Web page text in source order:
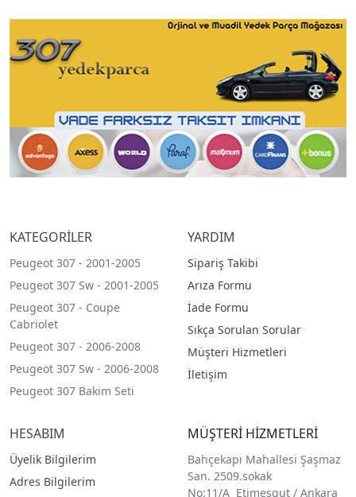
KATEGORİLER
Peugeot 307 - 2001-2005
Peugeot 307 Sw - 2001-2005
Peugeot 307 - Coupe
Cabriolet
Peugeot 307 - 2006-2008
Peugeot 307 Sw - 2006-2008
Peugeot 307 Bakim Seti
YARDIM
Sipariş Takibi
Arıza Formu
İade Formu
Sıkça Sorulan Sorular
Müşteri Hizmetleri
İletişim
HESABIM
Üyelik Bilgilerim
Adres Bilgilerim
MÜŞTERİ HİZMETLERİ
Bahçekapı Mahallesi Şaşmaz
San. 2509.sokak
No:11/A Etimesgut / Ankara